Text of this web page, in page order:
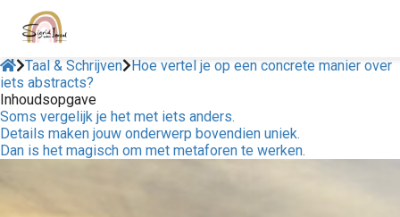
Taal & Schrijven
Hoe vertel je op een concrete manier over
iets abstracts?
Inhoudsopgave
Soms vergelijk je het met iets anders.
Details maken jouw onderwerp bovendien uniek.
Dan is het magisch om met metaforen te werken.